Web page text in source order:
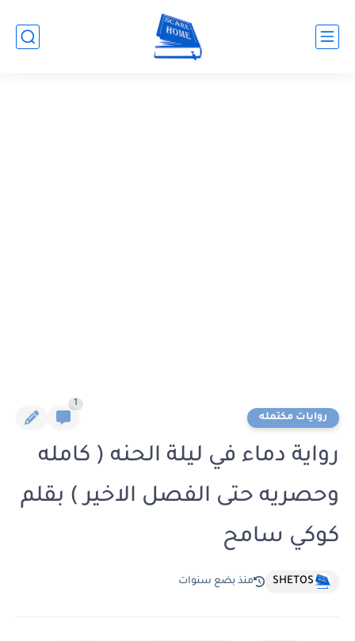
روايات مكتمله
1
رواية دماء في ليلة الحنه ( كامله
وحصريه حتى الفصل الاخير ) بقلم
كوكي سامح
SHETOS منذ بضع سنوات